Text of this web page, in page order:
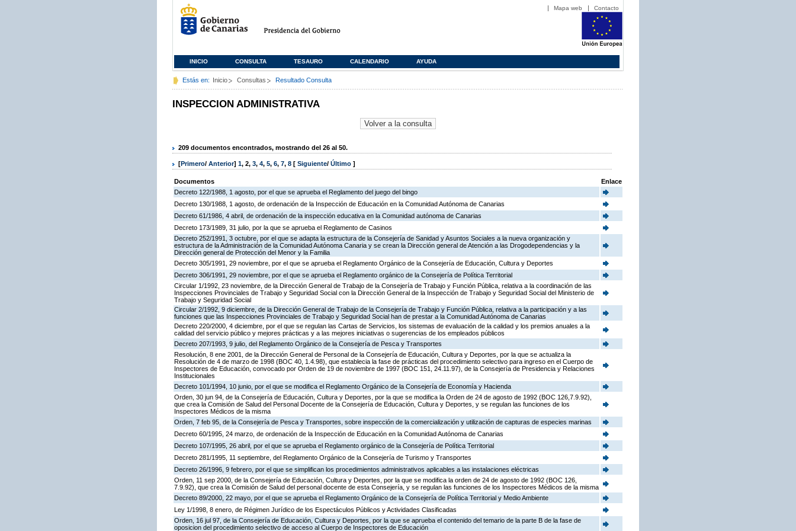
Mapa web Contacto
INICIO CONSULTA TESAURO CALENDARIO AYUDA
Estás en: Inicio Consultas Resultado Consulta
INSPECCION ADMINISTRATIVA
209 documentos encontrados, mostrando del 26 al 50.
[Primero/ Anterior] 1, 2, 3, 4, 5, 6, 7, 8 [ Siguiente/ Último ]
Documentos
Enlace
Decreto 122/1988, 1 agosto, por el que se aprueba el Reglamento del juego del bingo
Decreto 130/1988, 1 agosto, de ordenación de la Inspección de Educación en la Comunidad Autónoma de Canarias
Decreto 61/1986, 4 abril, de ordenación de la inspección educativa en la Comunidad autónoma de Canarias
Decreto 173/1989, 31 julio, por la que se aprueba el Reglamento de Casinos
Decreto 252/1991, 3 octubre, por el que se adapta la estructura de la Consejería de Sanidad y Asuntos Sociales a la nueva organización y
estructura de la Administración de la Comunidad Autónoma Canaria y se crean la Dirección general de Atención a las Drogodependencias y la
Dirección general de Protección del Menor y la Familia
Decreto 305/1991, 29 noviembre, por el que se aprueba el Reglamento Orgánico de la Consejería de Educación, Cultura y Deportes
Decreto 306/1991, 29 noviembre, por el que se aprueba el Reglamento orgánico de la Consejería de Política Territorial
Circular 1/1992, 23 noviembre, de la Dirección General de Trabajo de la Consejería de Trabajo y Función Pública, relativa a la coordinación de las
Inspecciones Provinciales de Trabajo y Seguridad Social con la Dirección General de la Inspección de Trabajo y Seguridad Social del Ministerio de
Trabajo y Seguridad Social
Circular 2/1992, 9 diciembre, de la Dirección General de Trabajo de la Consejería de Trabajo y Función Pública, relativa a la participación y a las
funciones que las Inspecciones Provinciales de Trabajo y Seguridad Social han de prestar a la Comunidad Autónoma de Canarias
Decreto 220/2000, 4 diciembre, por el que se regulan las Cartas de Servicios, los sistemas de evaluación de la calidad y los premios anuales a la
calidad del servicio público y mejores prácticas y a las mejores iniciativas o sugerencias de los empleados públicos
Decreto 207/1993, 9 julio, del Reglamento Orgánico de la Consejería de Pesca y Transportes
Resolución, 8 ene 2001, de la Dirección General de Personal de la Consejería de Educación, Cultura y Deportes, por la que se actualiza la
Resolución de 4 de marzo de 1998 (BOC 40, 1.4.98), que establecia la fase de prácticas del procedimiento selectivo para ingreso en el Cuerpo de
Inspectores de Educación, convocado por Orden de 19 de noviembre de 1997 (BOC 151, 24.11.97), de la Consejería de Presidencia y Relaciones
Institucionales
Decreto 101/1994, 10 junio, por el que se modifica el Reglamento Orgánico de la Consejería de Economía y Hacienda
Orden, 30 jun 94, de la Consejería de Educación, Cultura y Deportes, por la que se modifica la Orden de 24 de agosto de 1992 (BOC 126,7.9.92),
que crea la Comisión de Salud del Personal Docente de la Consejería de Educación, Cultura y Deportes, y se regulan las funciones de los
Inspectores Médicos de la misma
Orden, 7 feb 95, de la Consejería de Pesca y Transportes, sobre inspección de la comercialización y utilización de capturas de especies marinas
Decreto 60/1995, 24 marzo, de ordenación de la Inspección de Educación en la Comunidad Autónoma de Canarias
Decreto 107/1995, 26 abril, por el que se aprueba el Reglamento orgánico de la Consejería de Política Territorial
Decreto 281/1995, 11 septiembre, del Reglamento Orgánico de la Consejería de Turismo y Transportes
Decreto 26/1996, 9 febrero, por el que se simplifican los procedimientos administrativos aplicables a las instalaciones eléctricas
Orden, 11 sep 2000, de la Consejería de Educación, Cultura y Deportes, por la que se modifica la orden de 24 de agosto de 1992 (BOC 126,
7.9.92), que crea la Comisión de Salud del personal docente de esta Consejería, y se regulan las funciones de los Inspectores Médicos de la misma
Decreto 89/2000, 22 mayo, por el que se aprueba el Reglamento Orgánico de la Consejería de Política Territorial y Medio Ambiente
Ley 1/1998, 8 enero, de Régimen Jurídico de los Espectáculos Públicos y Actividades Clasificadas
Orden, 16 jul 97, de la Consejería de Educación, Cultura y Deportes, por la que se aprueba el contenido del temario de la parte B de la fase de
oposicion del procedimiento selectivo de acceso al Cuerpo de Inspectores de Educación